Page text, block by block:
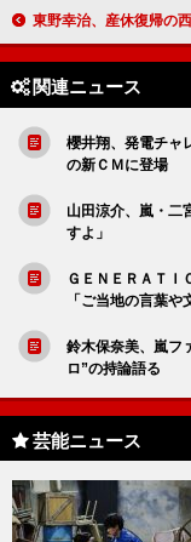
東野幸治、産休復帰の西尾由佳理アナに驚き 西尾アナ「子どもの成
関連ニュース
櫻井翔、発電チャ
の新ＣＭに登場
山田涼介、嵐・
すよ」
ＧＥＮＥＲＡＴ
「ご当地の言葉
鈴木保奈美、嵐フ
ロ”の持論語る
芸能ニュース